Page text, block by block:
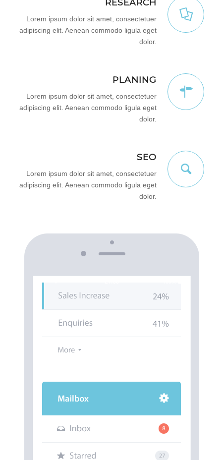
RESEARCH
Lorem ipsum dolor sit amet, consectetuer
adipiscing elit. Aenean commodo ligula eget
dolor.
PLANING
Lorem ipsum dolor sit amet, consectetuer
adipiscing elit. Aenean commodo ligula eget
dolor.
SEO
Lorem ipsum dolor sit amet, consectetuer
adipiscing elit. Aenean commodo ligula eget
dolor.